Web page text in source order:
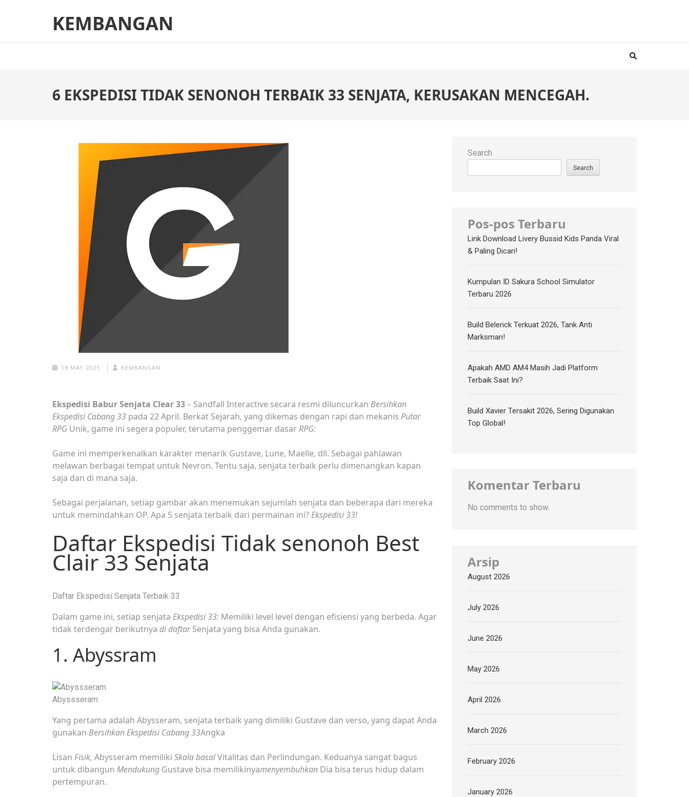
(Press
KEMBANGAN
6 EKSPEDISI TIDAK SENONOH TERBAIK 33 SENJATA, KERUSAKAN MENCEGAH.
18 MAY 2025 KEMBANGAN
Ekspedisi Babur Senjata Clear 33– Sandfall Interactive secara resmi diluncurkan Bersihkan
Ekspedisi Cabang 33 pada 22 April. Berkat Sejarah, yang dikemas dengan rapi dan mekanis Putar
RPG Unik, game ini segera populer, terutama penggemar dasarRPG:
Game ini memperkenalkan karakter menarik Gustave, Lune, Maelle, dll. Sebagai pahlawan
melawan berbagai tempat untuk Nevron. Tentu saja, senjata terbaik perlu dimenangkan kapan
saja dan di mana saja.
Sebagai perjalanan, setiap gambar akan menemukan sejumlah senjata dan beberapa dari mereka
untuk memindahkan OP. Apa 5 senjata terbaik dari permainan ini?Ekspedisi 33!
Daftar Ekspedisi Tidak senonoh Best
Clair 33 Senjata
Daftar Ekspedisi Senjata Terbaik 33
Dalam game ini, setiap senjata Ekspedisi 33: Memiliki level level dengan efisiensi yang berbeda. Agar
tidak terdengar berikutnya di daftarSenjata yang bisa Anda gunakan.
1. Abyssram
Abyssseram
Yang pertama adalah Abysseram, senjata terbaik yang dimiliki Gustave dan verso, yang dapat Anda
gunakan Bersihkan Ekspedisi Cabang 33Angka
Lisan Fisik, Abysseram memiliki Skala basalVitalitas dan Perlindungan. Keduanya sangat bagus
untuk dibangun Mendukung Gustave bisa memilikinyamenyembuhkan Dia bisa terus hidup dalam
pertempuran.
Search
Search
Pos-pos Terbaru
Link Download Livery Bussid Kids Panda Viral
& Paling Dicari!
Kumpulan ID Sakura School Simulator
Terbaru 2026
Build Belerick Terkuat 2026, Tank Anti
Marksman!
Apakah AMD AM4 Masih Jadi Platform
Terbaik Saat Ini?
Build Xavier Tersakit 2026, Sering Digunakan
Top Global!
Komentar Terbaru
No comments to show.
Arsip
August 2026
July 2026
June 2026
May 2026
April 2026
March 2026
February 2026
January 2026